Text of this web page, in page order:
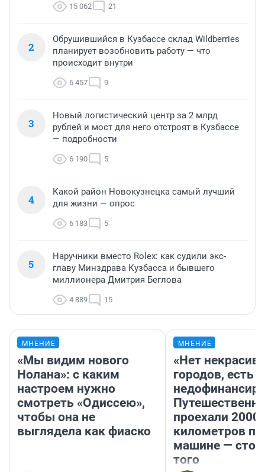
15 062 21
2
Обрушившийся в Кузбассе склад Wildberries
планирует возобновить работу — что
происходит внутри
6 457 9
3
Новый логистический центр за 2 млрд
рублей и мост для него отстроят в Кузбассе
— подробности
6 190 5
4
Какой район Новокузнецка самый лучший
для жизни — опрос
6 183 5
5
Наручники вместо Rolex: как судили экс-
главу Минздрава Кузбасса и бывшего
миллионера Дмитрия Беглова
4 889 15
МНЕНИЕ
«Мы видим нового
Нолана»: с каким
настроем нужно
смотреть «Одиссею»,
чтобы она не
выглядела как фиаско
МНЕНИЕ
«Нет
городов, есть
проехали 2000
километров по
машине —
того